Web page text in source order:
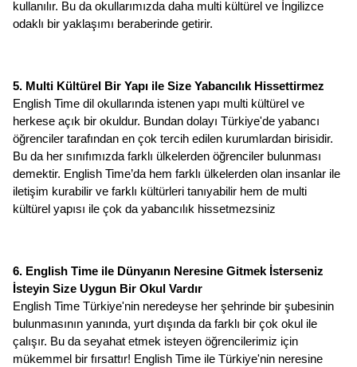
kullanılır. Bu da okullarımızda daha multi kültürel ve İngilizce
odaklı bir yaklaşımı beraberinde getirir.
5. Multi Kültürel Bir Yapı ile Size Yabancılık Hissettirmez
English Time dil okullarında istenen yapı multi kültürel ve
herkese açık bir okuldur. Bundan dolayı Türkiye'de yabancı
öğrenciler tarafından en çok tercih edilen kurumlardan birisidir.
Bu da her sınıfımızda farklı ülkelerden öğrenciler bulunması
demektir. English Time’da hem farklı ülkelerden olan insanlar ile
iletişim kurabilir ve farklı kültürleri tanıyabilir hem de multi
kültürel yapısı ile çok da yabancılık hissetmezsiniz
6. English Time ile Dünyanın Neresine Gitmek İsterseniz
İsteyin Size Uygun Bir Okul Vardır
English Time Türkiye'nin neredeyse her şehrinde bir şubesinin
bulunmasının yanında, yurt dışında da farklı bir çok okul ile
çalışır. Bu da seyahat etmek isteyen öğrencilerimiz için
mükemmel bir fırsattır! English Time ile Türkiye'nin neresine